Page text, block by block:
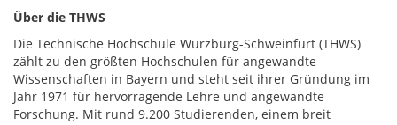
Über die THWS
Die Technische Hochschule Würzburg-Schweinfurt (THWS)
zählt zu den größten Hochschulen für angewandte
Wissenschaften in Bayern und steht seit ihrer Gründung im
Jahr 1971 für hervorragende Lehre und angewandte
Forschung. Mit rund 9.200 Studierenden, einem breit